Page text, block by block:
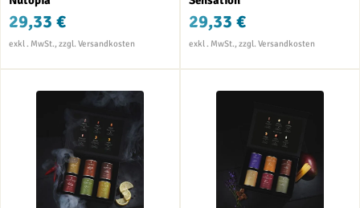
29,33 € 29,33 €